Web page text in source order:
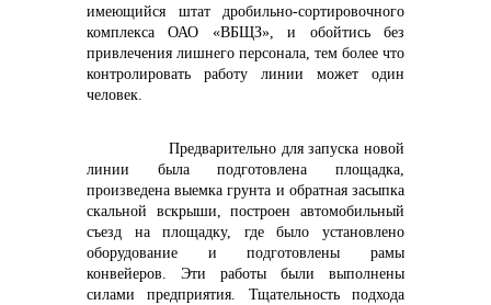
Контакты
+7 (423) 234 50 50
info@vostokcement.ru
имеющийся штат дробильно-сортировочного
комплекса ОАО «ВБЩЗ», и обойтись без
привлечения лишнего персонала, тем более что
контролировать работу линии может один
человек.
Предварительно для запуска новой
линии была подготовлена площадка,
произведена выемка грунта и обратная засыпка
скальной вскрыши, построен автомобильный
съезд на площадку, где было установлено
оборудование и подготовлены рамы
конвейеров. Эти работы были выполнены
силами предприятия. Тщательность подхода